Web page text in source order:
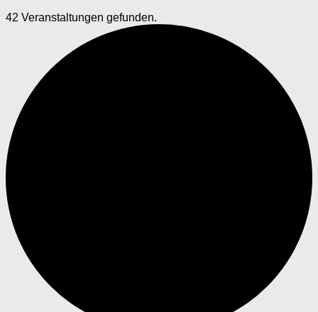
42 Veranstaltungen gefunden.